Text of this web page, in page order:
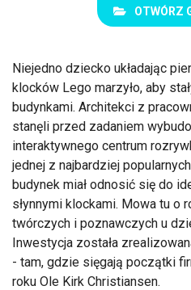
OTWÓRZ
Niejedno dziecko układając
klocków Lego marzyło, aby
budynkami. Architekci z
stanęli przed zadaniem
interaktywnego centrum
jednej z najbardziej
budynek miał odnosić się do
słynnymi klockami. Mowa tu o
twórczych i poznawczych u
Inwestycja została
- tam, gdzie sięgają początki
roku Ole Kirk Christiansen.